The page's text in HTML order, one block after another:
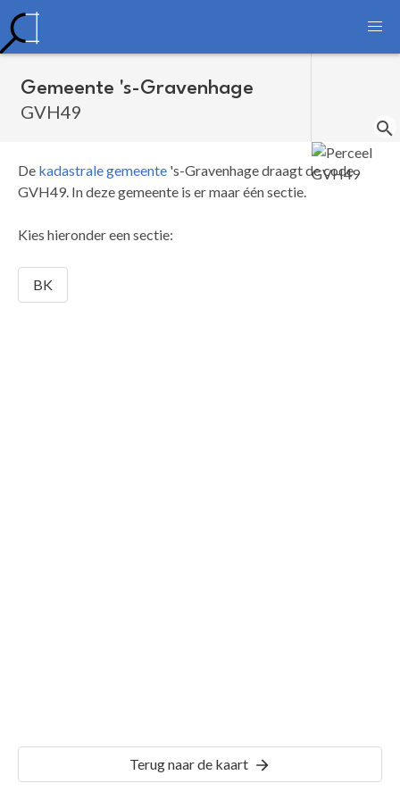
Gemeente 's-Gravenhage
GVH49
De kadastrale gemeente 's-Gravenhage draagt de code
GVH49. In deze gemeente is er maar één sectie.
Kies hieronder een sectie:
BK
Terug naar de kaart
GVH49